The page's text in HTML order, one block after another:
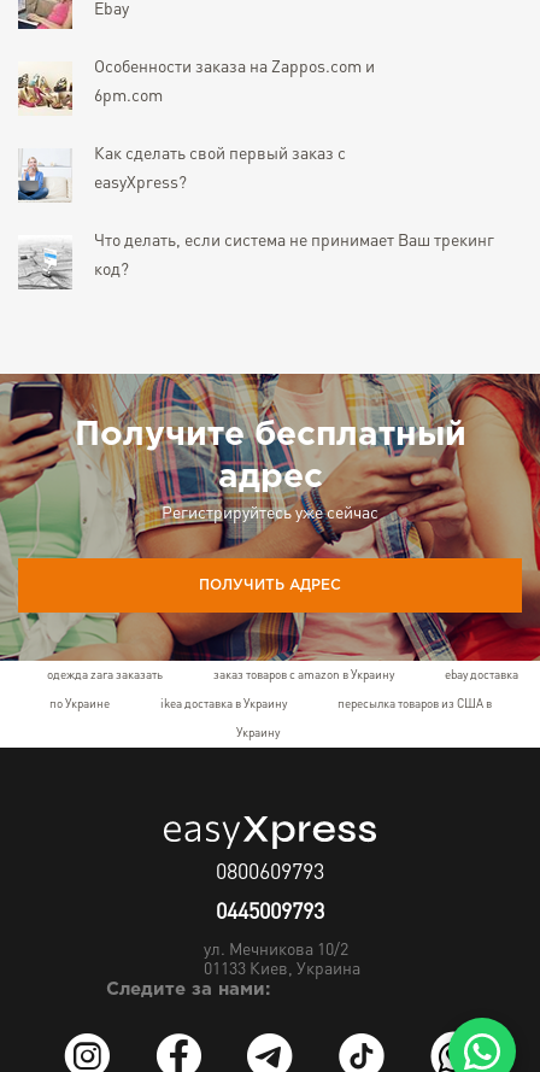
Ebay
Особенности заказа на Zappos.com и
6pm.com
Как сделать свой первый заказ с
easyXpress?
Что делать, если система не принимает Ваш трекинг
код?
Получите бесплатный
адрес
Регистрируйтесь уже сейчас
ПОЛУЧИТЬ АДРЕС
одежда zara заказать заказ товаров с amazon в Украину ebay доставка
по Украине ikea доставка в Украину пересылка товаров из США в
Украину
0800609793
0445009793
ул. Мечникова 10/2
01133 Киев, Украина
Следите за нами: